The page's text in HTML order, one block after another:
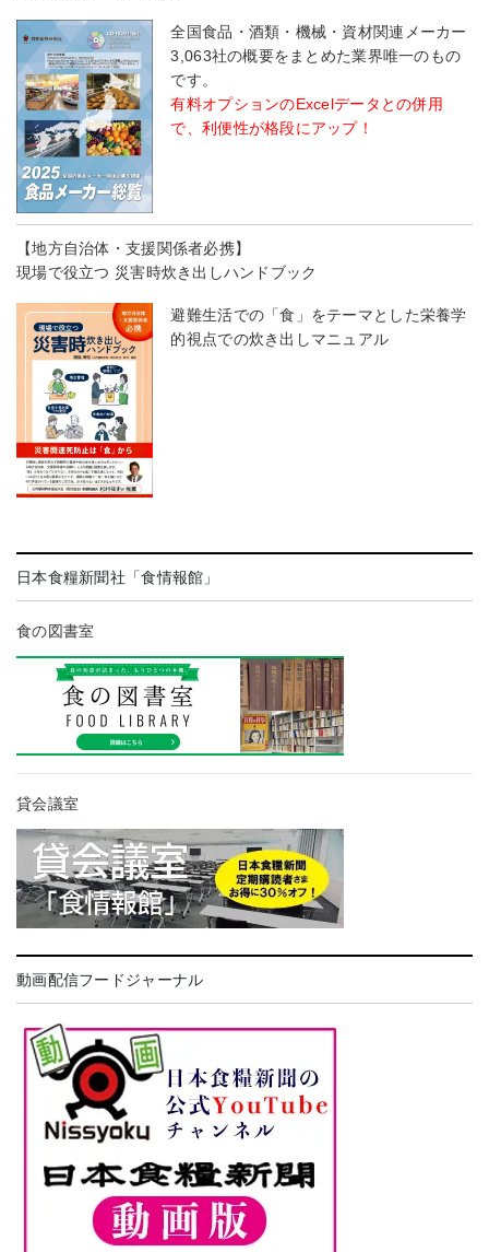
全国食品・酒類・機械・資材関連メーカー
3,063社の概要をまとめた業界唯一のもの
です。
有料オプションのExcelデータとの併用
で、利便性が格段にアップ！
【地方自治体・支援関係者必携】
現場で役立つ 災害時炊き出しハンドブック
避難生活での「食」をテーマとした栄養学
的視点での炊き出しマニュアル
日本食糧新聞社「食情報館」
食の図書室
貸会議室
動画配信フードジャーナル